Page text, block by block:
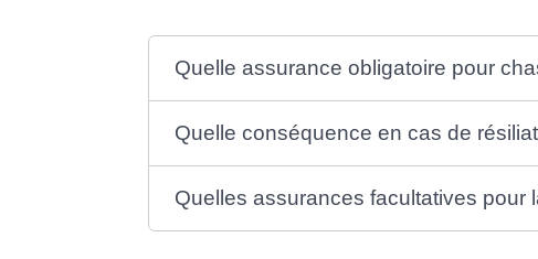
Quelle assurance obligatoire pour
Quelle conséquence en cas de
Quelles assurances facultatives pour